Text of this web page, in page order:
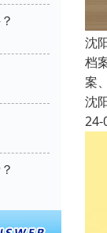
沈
档
案
沈
24-